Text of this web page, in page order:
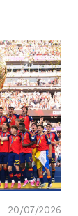
20/07/2026